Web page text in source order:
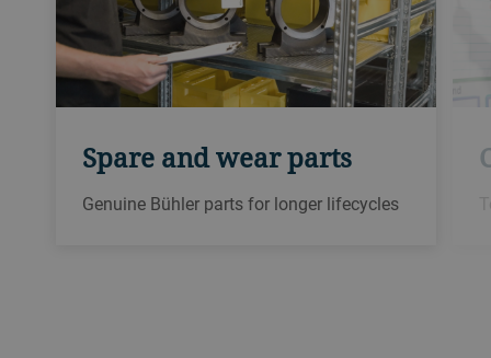
Spare and wear parts
Genuine Bühler parts for longer lifecycles